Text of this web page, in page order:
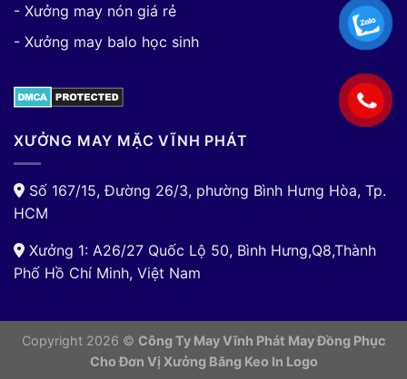
- Xưởng may nón giá rẻ
- Xưởng may balo học sinh
XƯỞNG MAY MẶC VĨNH PHÁT
Số 167/15, Đường 26/3, phường Bình Hưng Hòa, Tp.
HCM
Xưởng 1: A26/27 Quốc Lộ 50, Bình Hưng,Q8,Thành
Phố Hồ Chí Minh, Việt Nam
Copyright 2026 © Công Ty May Vĩnh Phát May Đồng Phục
Cho Đơn Vị Xưởng Băng Keo In Logo